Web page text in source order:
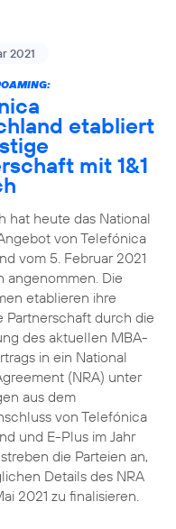
2021
etabliert
mit 1&1
hat heute das National
von Telefónica
vom 5. Februar 2021
angenommen. Die
etablieren ihre
Partnerschaft durch die
des aktuellen MBA-
in ein National
(NRA) unter
aus dem
von Telefónica
und E-Plus im Jahr
die Parteien an,
Details des NRA
2021 zu finalisieren.